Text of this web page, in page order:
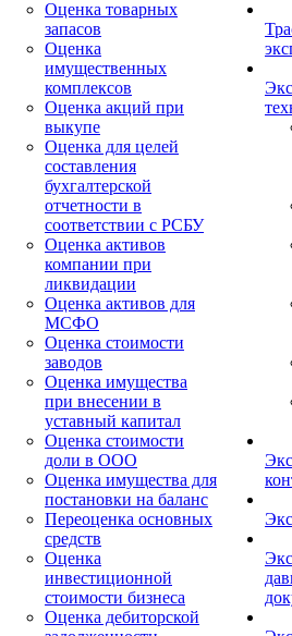
Оценка товарных
запасов
Оценка
имущественных
комплексов
Оценка акций при
выкупе
Оценка для целей
составления
бухгалтерской
отчетности в
соответствии с РСБУ
Оценка активов
компании при
ликвидации
Оценка активов для
МСФО
Оценка стоимости
заводов
Оценка имущества
при внесении в
уставный капитал
Оценка стоимости
доли в ООО
Оценка имущества для
постановки на баланс
Переоценка основных
средств
Оценка
инвестиционной
стоимости бизнеса
Оценка дебиторской